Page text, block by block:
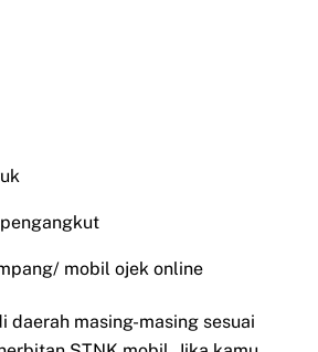
mobil ojek online
daerah masing-masing sesuai